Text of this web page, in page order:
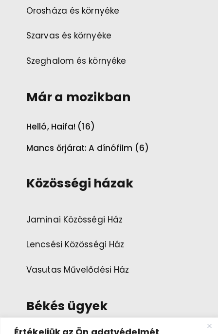
Értékeljük az Ön adatvédelmét
Orosháza és környéke
Szarvas és környéke
Szeghalom és környéke
Már a mozikban
Helló, Haifa! (16)
Mancs őrjárat: A dínófilm (6)
Közösségi házak
Jaminai Közösségi Ház
Lencsési Közösségi Ház
Vasutas Művelődési Ház
Békés ügyek